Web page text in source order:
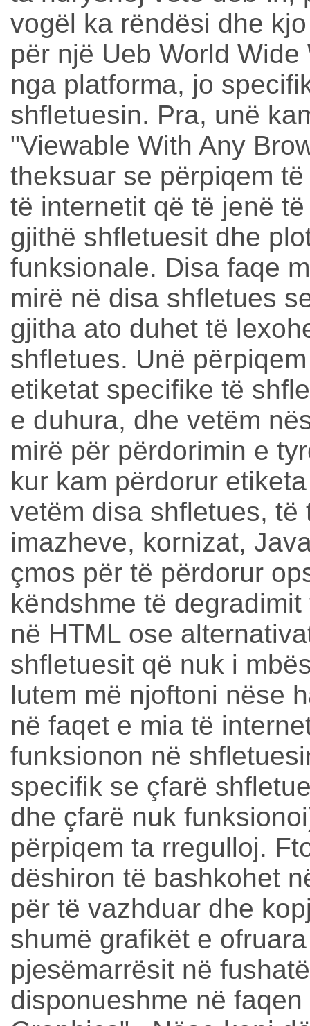
vogël ka rëndësi dhe
për një Ueb World
nga platforma, jo
shfletuesin. Pra, unë
"Viewable With Any
theksuar se përpiqem
të internetit që të jenë
gjithë shfletuesit dhe
funksionale. Disa faqe
mirë në disa shfletues
gjitha ato duhet të
shfletues. Unë
etiketat specifike të
e duhura, dhe vetëm
mirë për përdorimin e
kur kam përdorur
vetëm disa shfletues, të
imazheve, kornizat,
çmos për të përdorur
këndshme të
në HTML ose
shfletuesit që nuk i
lutem më njoftoni nëse
në faqet e mia të
funksionon në
specifik se çfarë
dhe çfarë nuk
përpiqem ta rregulloj.
dëshiron të bashkohet
për të vazhduar dhe
shumë grafikët e
pjesëmarrësit në
disponueshme në